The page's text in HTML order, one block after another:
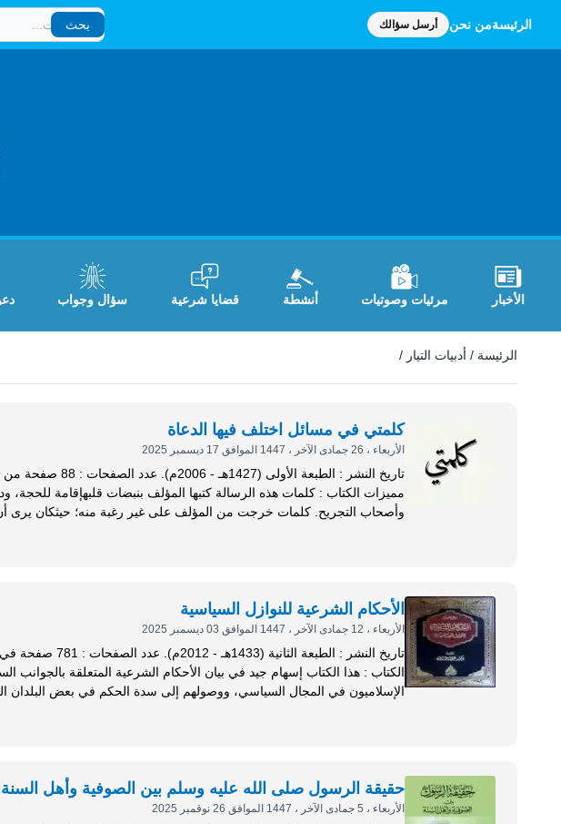
الرئيسةمن نحن أرسل سؤالك
بحث
بحث
الأخبار مرئيات وصوتيات أنشطة قضايا شرعية سؤال وجواب
أدبيات التيار
الرئيسة / أدبيات التيار /
كلمتي في مسائل اختلف فيها الدعاة
الأربعاء ، 26 جمادى الآخر ، 1447 الموافق 17 ديسمبر 2025
مميزات الكتاب : كلمات هذه الرسالة كتبها المؤلف بنبضات قلبهإقامة
وأصحاب التجريح. كلمات خرجت من المؤلف على غير رغبة منه؛
الأحكام الشرعية للنوازل السياسية
الأربعاء ، 12 جمادى الآخر ، 1447 الموافق 03 ديسمبر 2025
الكتاب : هذا الكتاب إسهام جيد في بيان الأحكام الشرعية المتعلقة
الإسلاميون في المجال السياسي، ووصولهم إلى سدة الحكم في بعض البلدان
حقيقة الرسول صلى الله عليه وسلم بين الصوفية وأهل
الأربعاء ، 5 جمادى الآخر ، 1447 الموافق 26 نوفمبر 2025